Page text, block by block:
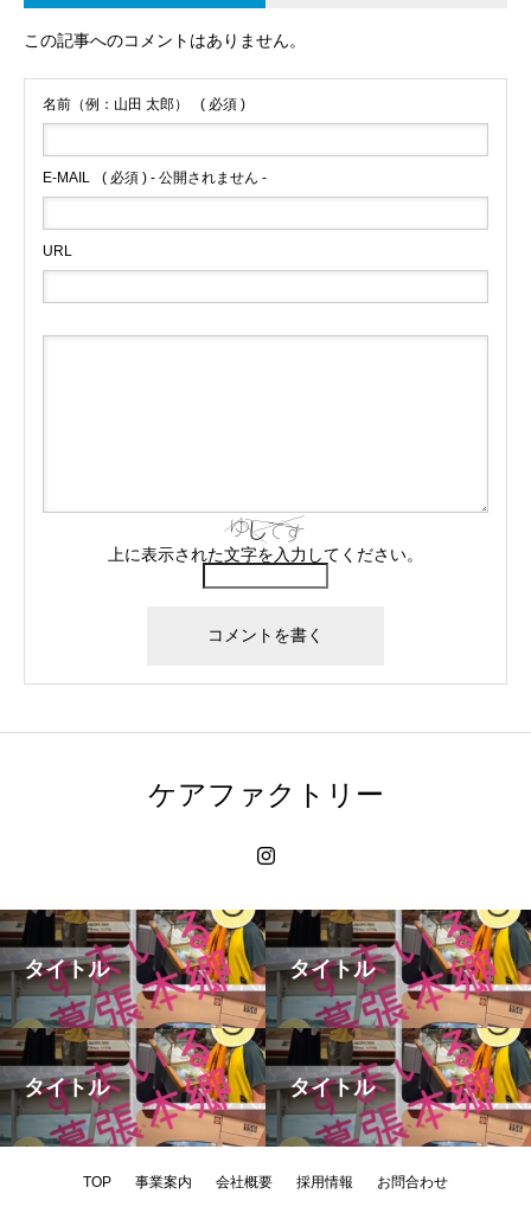
この記事へのコメントはありません。
名前（例：山田 太郎） ( 必須 )
E-MAIL ( 必須 ) - 公開されません -
URL
上に表示された文字を入力してください。
ケアファクトリー
タイトル タイトル
タイトル タイトル
TOP 事業案内 会社概要 採用情報 お問合わせ